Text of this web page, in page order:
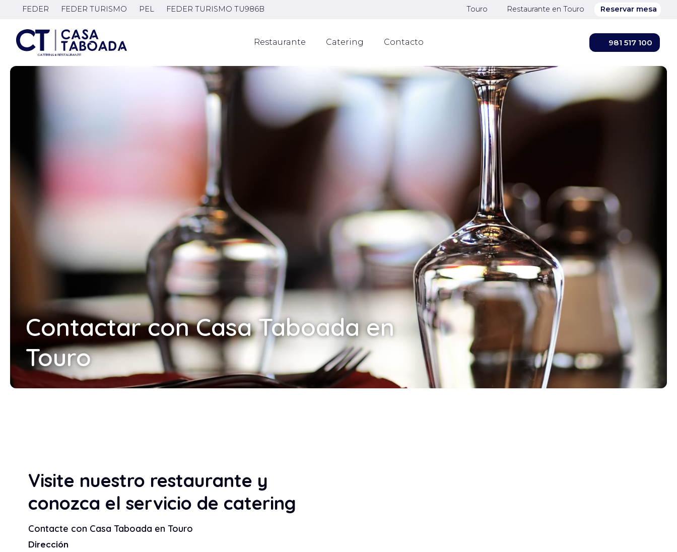
FEDER FEDER TURISMO PEL FEDER TURISMO TU986B Touro Restaurante en Touro Reservar mesa
Restaurante Catering Contacto 981 517 100
Contactar con Casa Taboada en
Touro
Visite nuestro restaurante y
conozca el servicio de catering
Contacte con Casa Taboada en Touro
Dirección